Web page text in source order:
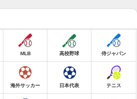
MLB 高校野球 侍ジャパン
海外サッカー 日本代表 テニス